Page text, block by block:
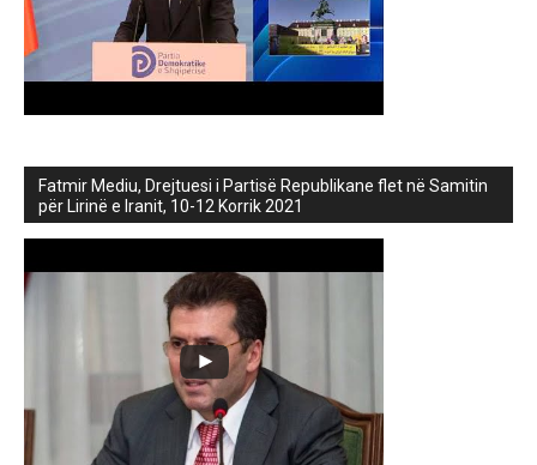
Fatmir Mediu, Drejtuesi i Partisë Republikane flet në Samitin
për Lirinë e Iranit, 10-12 Korrik 2021